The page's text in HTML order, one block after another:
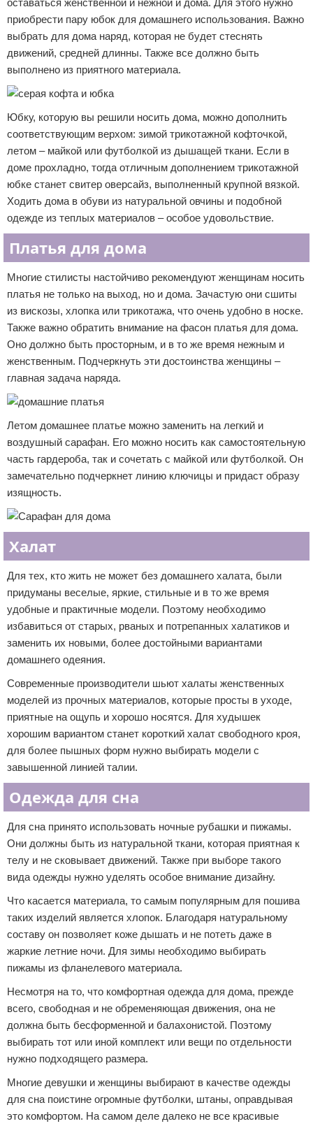
оставаться женственной и нежной и дома. Для этого нужно
приобрести пару юбок для домашнего использования. Важно
выбрать для дома наряд, которая не будет стеснять
движений, средней длинны. Также все должно быть
выполнено из приятного материала.
Юбку, которую вы решили носить дома, можно дополнить
соответствующим верхом: зимой трикотажной кофточкой,
летом – майкой или футболкой из дышащей ткани. Если в
доме прохладно, тогда отличным дополнением трикотажной
юбке станет свитер оверсайз, выполненный крупной вязкой.
Ходить дома в обуви из натуральной овчины и подобной
одежде из теплых материалов – особое удовольствие.
Платья для дома
Многие стилисты настойчиво рекомендуют женщинам носить
платья не только на выход, но и дома. Зачастую они сшиты
из вискозы, хлопка или трикотажа, что очень удобно в носке.
Также важно обратить внимание на фасон платья для дома.
Оно должно быть просторным, и в то же время нежным и
женственным. Подчеркнуть эти достоинства женщины –
главная задача наряда.
Летом домашнее платье можно заменить на легкий и
воздушный сарафан. Его можно носить как самостоятельную
часть гардероба, так и сочетать с майкой или футболкой. Он
замечательно подчеркнет линию ключицы и придаст образу
изящность.
Халат
Для тех, кто жить не может без домашнего халата, были
придуманы веселые, яркие, стильные и в то же время
удобные и практичные модели. Поэтому необходимо
избавиться от старых, рваных и потрепанных халатиков и
заменить их новыми, более достойными вариантами
домашнего одеяния.
Современные производители шьют халаты женственных
моделей из прочных материалов, которые просты в уходе,
приятные на ощупь и хорошо носятся. Для худышек
хорошим вариантом станет короткий халат свободного кроя,
для более пышных форм нужно выбирать модели с
завышенной линией талии.
Одежда для сна
Для сна принято использовать ночные рубашки и пижамы.
Они должны быть из натуральной ткани, которая приятная к
телу и не сковывает движений. Также при выборе такого
вида одежды нужно уделять особое внимание дизайну.
Что касается материала, то самым популярным для пошива
таких изделий является хлопок. Благодаря натуральному
составу он позволяет коже дышать и не потеть даже в
жаркие летние ночи. Для зимы необходимо выбирать
пижамы из фланелевого материала.
Несмотря на то, что комфортная одежда для дома, прежде
всего, свободная и не обременяющая движения, она не
должна быть бесформенной и балахонистой. Поэтому
выбирать тот или иной комплект или вещи по отдельности
нужно подходящего размера.
Многие девушки и женщины выбирают в качестве одежды
для сна поистине огромные футболки, штаны, оправдывая
это комфортом. На самом деле далеко не все красивые